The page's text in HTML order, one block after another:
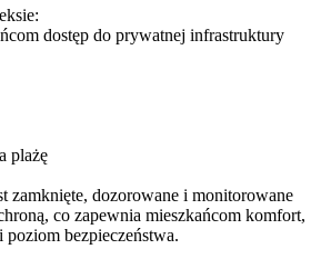
dostęp do prywatnej infrastruktury
plażę
zamknięte, dozorowane i monitorowane
co zapewnia mieszkańcom komfort,
bezpieczeństwa.